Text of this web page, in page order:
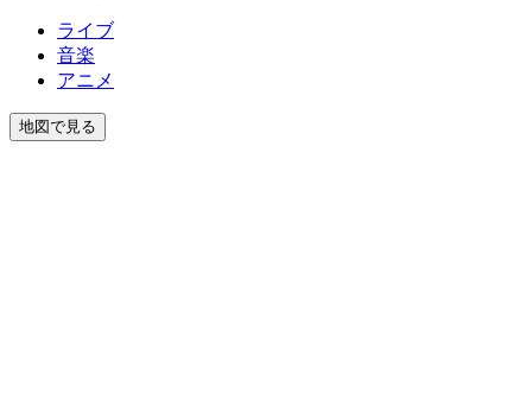
ライブ
音楽
アニメ
地図で見る